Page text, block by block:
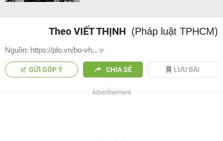
Theo VIẾT THỊNH (Pháp luật TPHCM)
Nguồn: https://plo.vn/bo-vh...
GỬI GÓP Ý CHIA SẺ LƯU BÀI